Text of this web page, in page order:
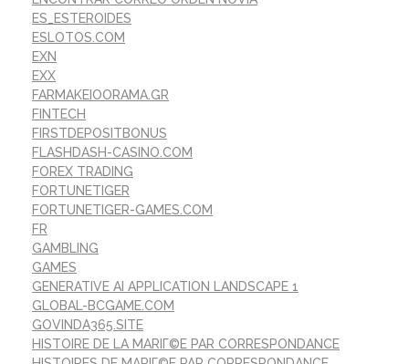
ES_ESTEROIDES
ESLOTOS.COM
EXN
EXX
FARMAKEIOORAMA.GR
FINTECH
FIRSTDEPOSITBONUS
FLASHDASH-CASINO.COM
FOREX TRADING
FORTUNETIGER
FORTUNETIGER-GAMES.COM
FR
GAMBLING
GAMES
GENERATIVE AI APPLICATION LANDSCAPE 1
GLOBAL-BCGAME.COM
GOVINDA365.SITE
HISTOIRE DE LA MARIГ©E PAR CORRESPONDANCE